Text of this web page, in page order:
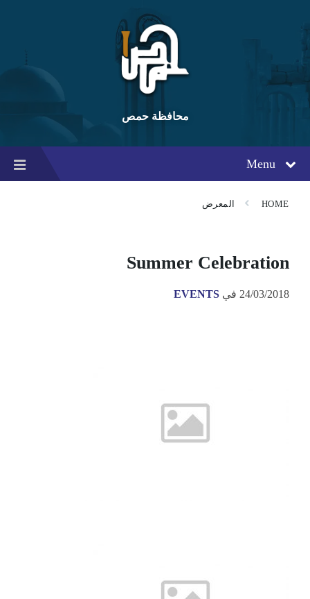
content
main
navigation
footer
محافظة حمص
Menu
HOME المعرض
Summer Celebration
24/03/2018 في EVENTS